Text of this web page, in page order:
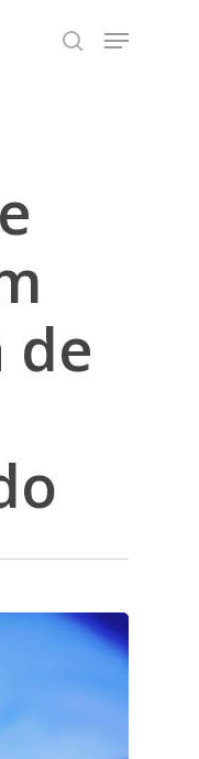
search
Menu
de